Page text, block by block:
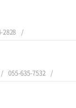
2828
055-635-7532